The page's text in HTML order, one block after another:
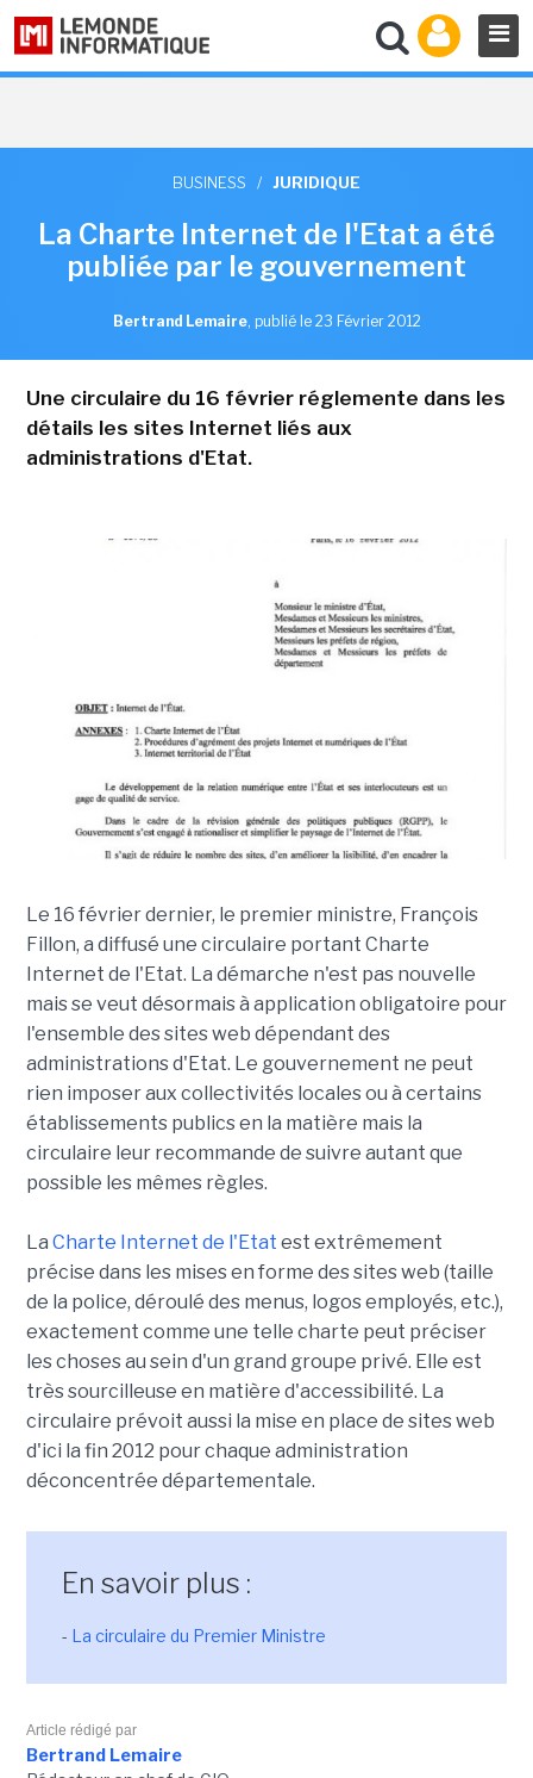
BUSINESS / JURIDIQUE
La Charte Internet de l'Etat a été
publiée par le gouvernement
Bertrand Lemaire, publié le 23 Février 2012
Une circulaire du 16 février réglemente dans les
détails les sites Internet liés aux
administrations d'Etat.
Le 16 février dernier, le premier ministre, François
Fillon, a diffusé une circulaire portant Charte
Internet de l'Etat. La démarche n'est pas nouvelle
mais se veut désormais à application obligatoire pour
l'ensemble des sites web dépendant des
administrations d'Etat. Le gouvernement ne peut
rien imposer aux collectivités locales ou à certains
établissements publics en la matière mais la
circulaire leur recommande de suivre autant que
possible les mêmes règles.
La Charte Internet de l'Etat est extrêmement
précise dans les mises en forme des sites web (taille
de la police, déroulé des menus, logos employés, etc.),
exactement comme une telle charte peut préciser
les choses au sein d'un grand groupe privé. Elle est
très sourcilleuse en matière d'accessibilité. La
circulaire prévoit aussi la mise en place de sites web
d'ici la fin 2012 pour chaque administration
déconcentrée départementale.
En savoir plus :
- La circulaire du Premier Ministre
Article rédigé par
Bertrand Lemaire